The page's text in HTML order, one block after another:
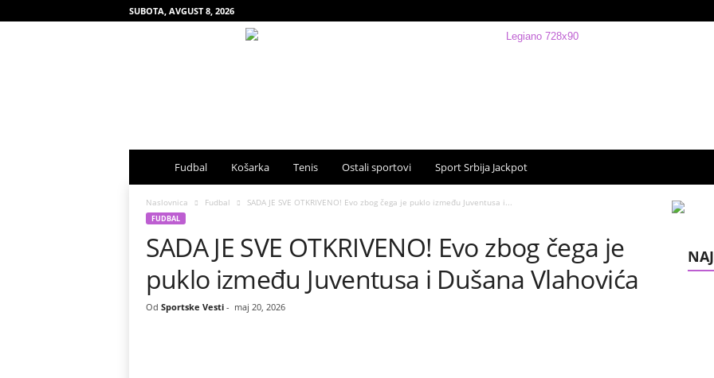
SUBOTA, AVGUST 8, 2026
p
o
t
Fudbal Košarka Tenis Ostali sportovi Sport Srbija Jackpot
Naslovnica Fudbal SADA JE SVE OTKRIVENO! Evo zbog čega je puklo između Juventusa i...
FUDBAL
SADA JE SVE OTKRIVENO! Evo zbog čega je
puklo između Juventusa i Dušana Vlahovića
Od Sportske Vesti- maj 20, 2026